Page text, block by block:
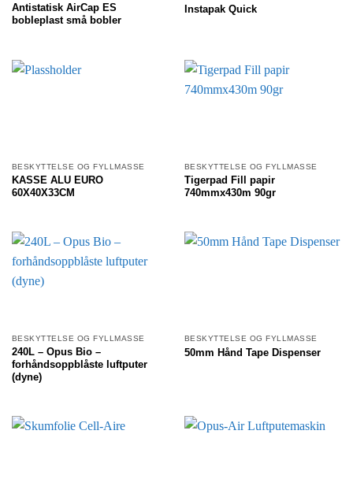
Antistatisk AirCap ES
bobleplast små bobler
Instapak Quick
BESKYTTELSE OG FYLLMASSE
KASSE ALU EURO
60X40X33CM
BESKYTTELSE OG FYLLMASSE
Tigerpad Fill papir
740mmx430m 90gr
BESKYTTELSE OG FYLLMASSE
240L – Opus Bio –
forhåndsoppblåste luftputer
(dyne)
BESKYTTELSE OG FYLLMASSE
50mm Hånd Tape Dispenser